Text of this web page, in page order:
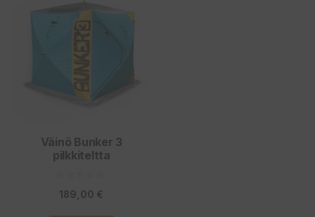
Väinö Bunker 3
pilkkiteltta
s
189,00 €